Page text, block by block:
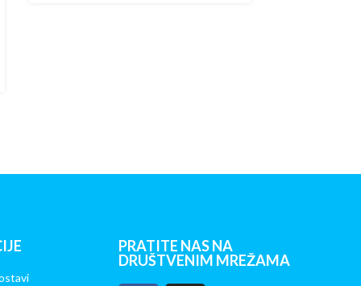
PRATITE NAS NA
DRUŠTVENIM MREŽAMA